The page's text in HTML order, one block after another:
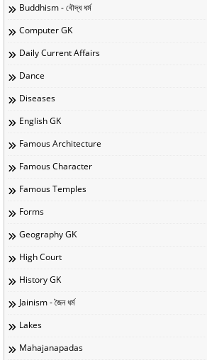
Buddhism - বৌদ্ধ ধর্ম
Computer GK
Daily Current Affairs
Dance
Diseases
English GK
Famous Architecture
Famous Character
Famous Temples
Forms
Geography GK
High Court
History GK
Jainism - জৈন ধর্ম
Lakes
Mahajanapadas